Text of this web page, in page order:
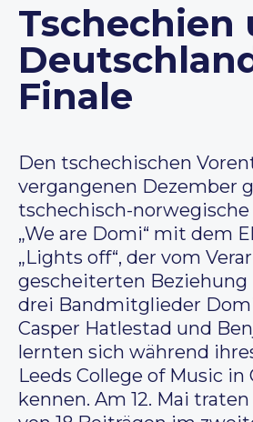
Tschechien
Finale
Den tschechischen
vergangenen Dezember
tschechisch-
„We are Domi“ mit dem
„Lights off“, der vom
gescheiterten Beziehung
drei Bandmitglieder
Casper Hatlestad und
lernten sich während
Leeds College of Music
kennen. Am 12. Mai